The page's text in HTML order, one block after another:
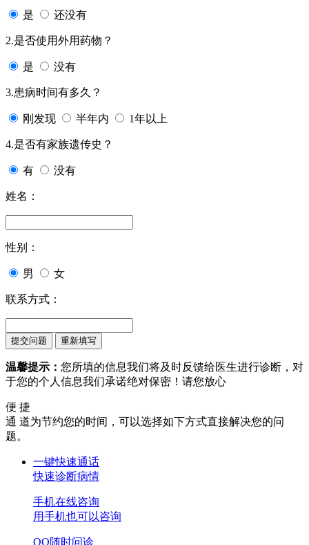
是 还没有
2.是否使用外用药物？
是 没有
3.患病时间有多久？
刚发现 半年内 1年以上
4.是否有家族遗传史？
有 没有
姓名：
性别：
男 女
联系方式：
温馨提示： 您所填的信息我们将及时反馈给医生进行诊断，对
于您的个人信息我们承诺绝对保密！请您放心
便 捷
通 道为节约您的时间，可以选择如下方式直接解决您的问
题。
一键快速通话
快速诊断病情
手机在线咨询
用手机也可以咨询
QQ随时问诊